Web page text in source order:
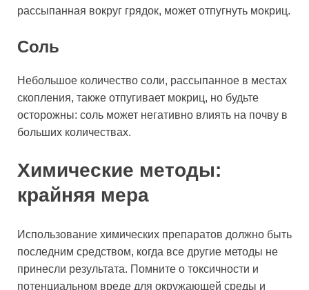
рассыпанная вокруг грядок, может отпугнуть мокриц.
Соль
Небольшое количество соли, рассыпанное в местах
скопления, также отпугивает мокриц, но будьте
осторожны: соль может негативно влиять на почву в
больших количествах.
Химические методы:
крайняя мера
Использование химических препаратов должно быть
последним средством, когда все другие методы не
принесли результата. Помните о токсичности и
потенциальном вреде для окружающей среды и